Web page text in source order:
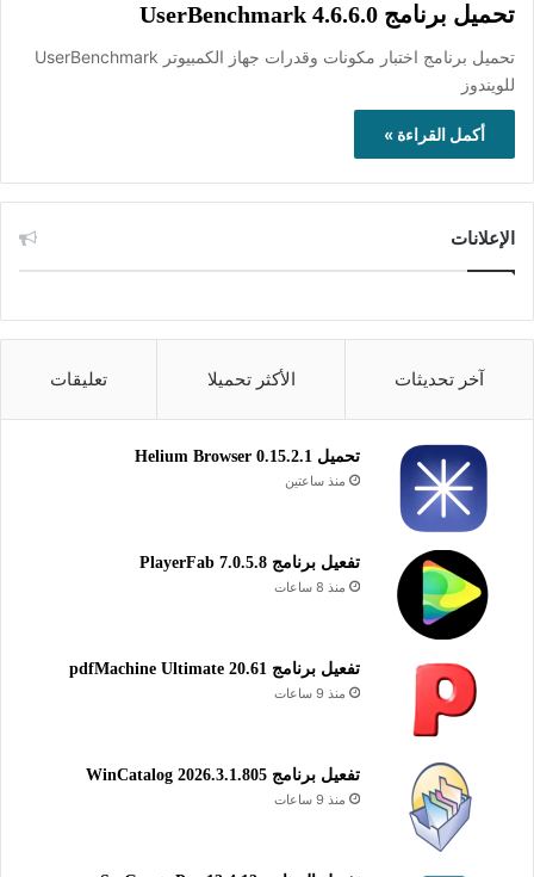
تحميل برنامج UserBenchmark 4.6.6.0
تحميل برنامج اختبار مكونات وقدرات جهاز الكمبيوتر UserBenchmark
للويندوز
أكمل القراءة »
الإعلانات
آخر تحديثات الأكثر تحميلا تعليقات
تحميل Helium Browser 0.15.2.1
منذ ساعتين
تفعيل برنامج PlayerFab 7.0.5.8
منذ 8 ساعات
تفعيل برنامج pdfMachine Ultimate 20.61
منذ 9 ساعات
تفعيل برنامج WinCatalog 2026.3.1.805
منذ 9 ساعات